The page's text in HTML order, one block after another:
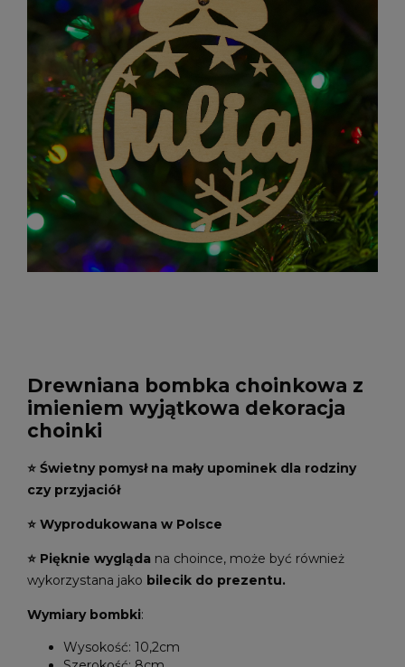
Drewniana bombka choinkowa z
imieniem wyjątkowa dekoracja
choinki
⭐ Świetny pomysł na mały upominek dla rodziny
czy przyjaciół
⭐ Wyprodukowana w Polsce
⭐ Pięknie wygląda na choince, może być również
wykorzystana jako bilecik do prezentu.
Wymiary bombki:
Wysokość: 10,2cm